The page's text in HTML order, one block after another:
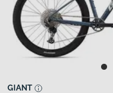
GIANT